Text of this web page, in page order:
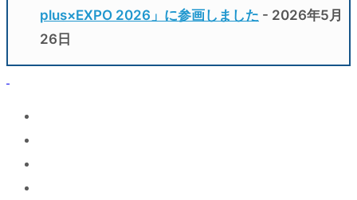
plus×EXPO 2026」に参画しました - 2026年5月
26日